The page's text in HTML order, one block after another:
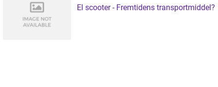
El scooter - Fremtidens transportmiddel?